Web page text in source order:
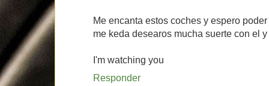
Me encanta estos coches y espero
me keda desearos mucha suerte con el y
I'm watching you
Responder